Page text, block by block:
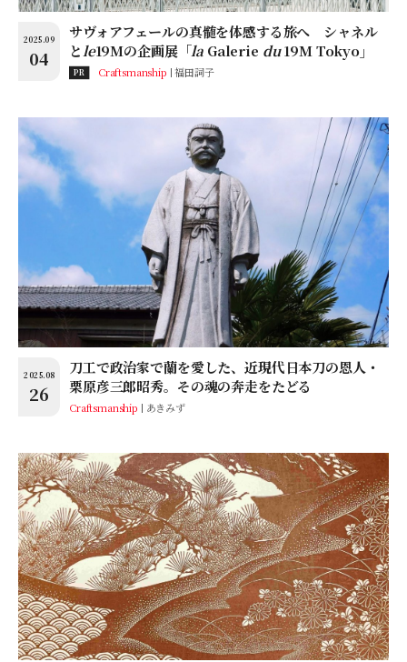
2025.09
04
サヴォアフェールの真髄を体感する旅へ シャネル
と le19Mの企画展「la Galerie du19M Tokyo」
PR Craftsmanship 福田詞子
2025.08
26
刀工で政治家で蘭を愛した、近現代日本刀の恩人・
栗原彦三郎昭秀。その魂の奔走をたどる
Craftsmanship あきみず